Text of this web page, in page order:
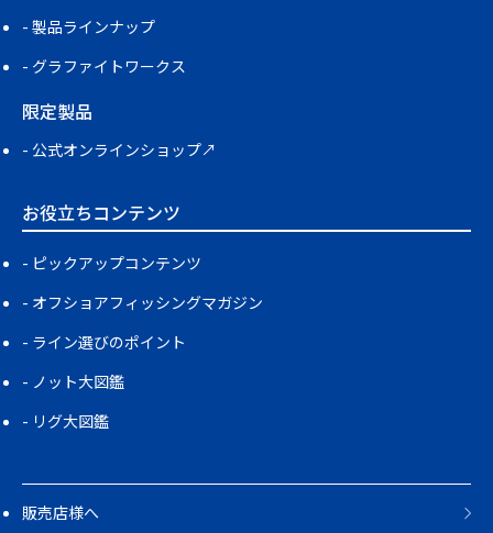
製品ラインナップ
グラファイトワークス
限定製品
公式オンラインショップ↗
お役立ちコンテンツ
ピックアップコンテンツ
オフショアフィッシングマガジン
ライン選びのポイント
ノット大図鑑
リグ大図鑑
販売店様へ